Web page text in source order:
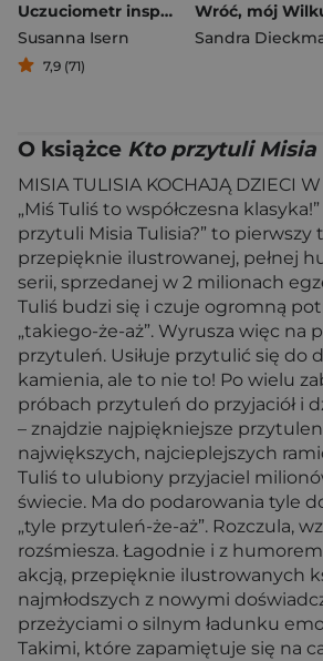
Uczuciometr inspektora Krokodyla
Susanna Isern
7,9 (71)
Sandra
O książce Kto przytuli Misia
MISIA TULISIA KOCHAJĄ DZIECI
„Miś Tuliś to współczesna
przytuli Misia Tulisia?” to
przepięknie ilustrowanej, pełnej
serii, sprzedanej w 2 milionach
Tuliś budzi się i czuje ogromną
„takiego-że-aż”. Wyrusza więc na
przytuleń. Usiłuje przytulić się do
kamienia, ale to nie to! Po wielu
próbach przytuleń do przyjaciół i
– znajdzie najpiękniejsze
największych, najcieplejszych
Tuliś to ulubiony przyjaciel
świecie. Ma do podarowania tyle
„tyle przytuleń-że-aż”. Rozczula,
rozśmiesza. Łagodnie i z
akcją, przepięknie ilustrowanych
najmłodszych z nowymi
przeżyciami o silnym ładunku
Takimi, które zapamiętuje się na